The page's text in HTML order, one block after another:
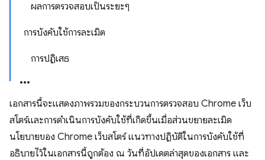
ผลการตรวจสอบเป็นระยะๆ
การบังคับใช้การละเมิด
การปฏิเสธ
เอกสารนี้จะแสดงภาพรวมของกระบวนการตรวจสอบ Chrome เว็บ
สโตร์และการดำเนินการบังคับใช้ที่เกิดขึ้นเมื่อส่วนขยายละเมิด
นโยบายของ Chrome เว็บสโตร์ แนวทางปฏิบัติในการบังคับใช้ที่
อธิบายไว้ในเอกสารนี้ถูกต้อง ณ วันที่อัปเดตล่าสุดของเอกสาร และ